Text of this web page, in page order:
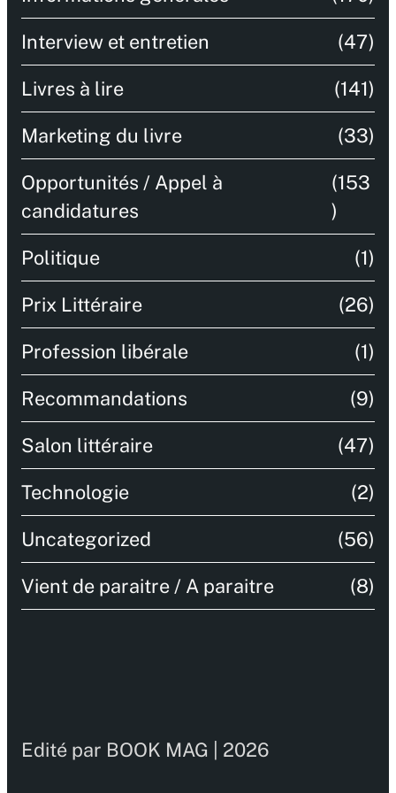
Interview et entretien (47)
Livres à lire (141)
Marketing du livre (33)
Opportunités / Appel à
candidatures
(153
)
Politique (1)
Prix Littéraire (26)
Profession libérale (1)
Recommandations (9)
Salon littéraire (47)
Technologie (2)
Uncategorized (56)
Vient de paraitre / A paraitre (8)
Edité par BOOK MAG | 2026